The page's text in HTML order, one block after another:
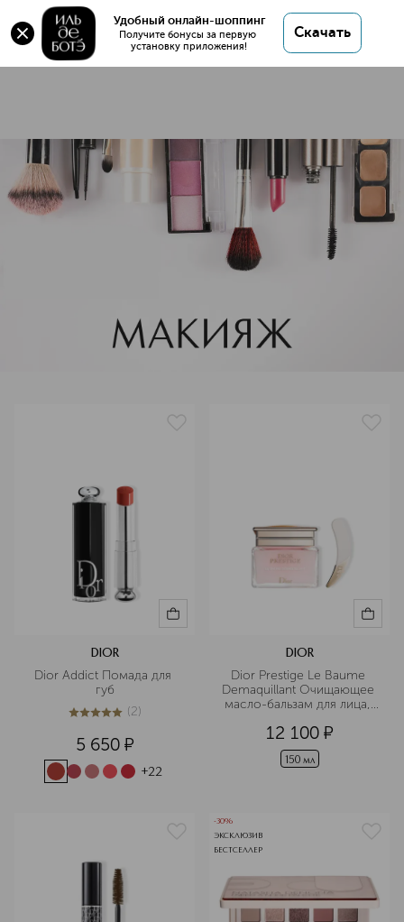
Удобный онлайн-шоппинг
Получите бонусы за первую
установку приложения!
Скачать
Макияж
1 806 товаров
Косметика для макияжа
DIOR
Dior Addict Помада для
губ
5из 52 (2)
5 650 ¤
+22
DIOR
Dior Prestige Le Baume
Demaquillant Очищающее
масло-бальзам для лица,
12 100 ¤
150 мл
-30%
ЭКСКЛЮЗИВ
БЕСТСЕЛЛЕР